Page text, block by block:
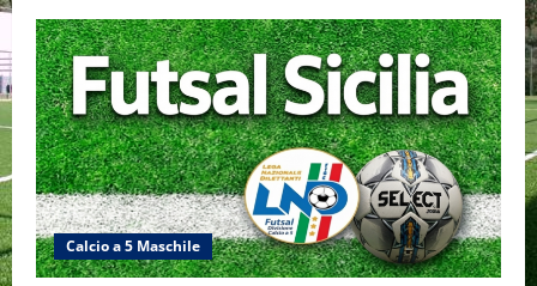
Calcio a 5 Maschile